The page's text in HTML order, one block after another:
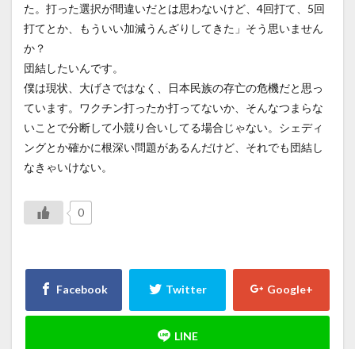
た。打った選択が間違いだとは思わないけど、4回打て、5回
打てとか、もういい加減うんざりしてきた」そう思いません
か？
団結したいんです。
僕は現状、大げさではなく、日本民族の存亡の危機だと思っ
ています。ワクチン打ったか打ってないか、そんなつまらな
いことで分断して小競り合いしてる場合じゃない。シェディ
ングとか確かに根深い問題があるんだけど、それでも団結し
なきゃいけない。
0